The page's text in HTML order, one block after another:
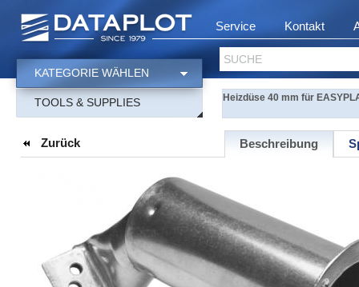
Service Kontakt
SUCHE
KATEGORIE WÄHLEN
TOOLS & SUPPLIES Heizdüse 40 mm für
Zurück Beschreibung